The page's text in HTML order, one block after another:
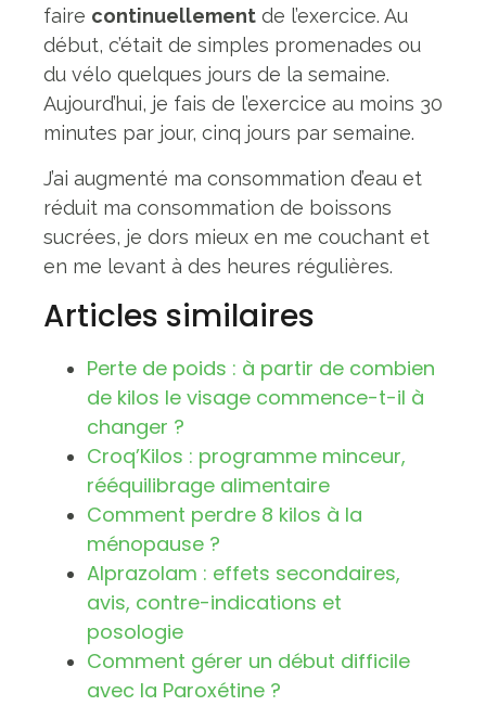
faire continuellement de l’exercice. Au
début, c’était de simples promenades ou
du vélo quelques jours de la semaine.
Aujourd’hui, je fais de l’exercice au moins 30
minutes par jour, cinq jours par semaine.
J’ai augmenté ma consommation d’eau et
réduit ma consommation de boissons
sucrées, je dors mieux en me couchant et
en me levant à des heures régulières.
Articles similaires
Perte de poids : à partir de combien
de kilos le visage commence-t-il à
changer ?
Croq’Kilos : programme minceur,
rééquilibrage alimentaire
Comment perdre 8 kilos à la
ménopause ?
Alprazolam : effets secondaires,
avis, contre-indications et
posologie
Comment gérer un début difficile
avec la Paroxétine ?